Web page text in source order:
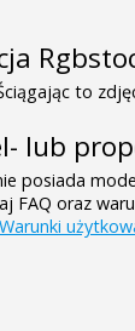
to
lub
posiada
FAQ oraz
Warunki